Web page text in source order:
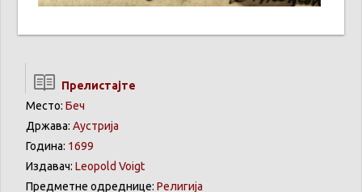
Прелистајте
Место: Беч
Држава: Аустрија
Година: 1699
Издавач: Leopold Voigt
Предметне одреднице: Религија